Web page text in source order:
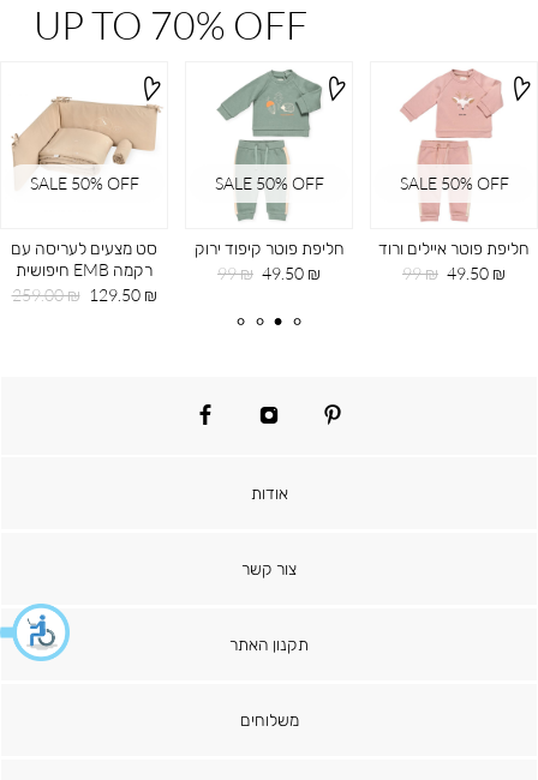
UP TO 70% OFF
SALE 50% OFF
סט מצעים לעריסה עם
רקמה EMB חיפושית
מחיר
129.50 ₪
מחיר
259.00 ₪
SALE 50% OFF
חליפת פוטר קיפוד ירוק
מחיר
49.50 ₪
מחיר
99 ₪
SALE 50% OFF
חליפת פוטר איילים ורוד
מחיר
49.50 ₪
מחיר
99 ₪
pinterest
instagram
facebook
אודות
צור קשר
תקנון האתר
משלוחים